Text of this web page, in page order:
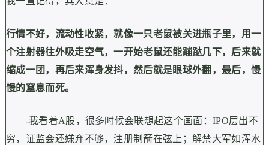
行情不好，流动性收紧，就像一只老鼠被关进瓶子里，用一
个注射器往外吸走空气，一开始老鼠还能蹦跶几下，后来就
缩成一团，再后来浑身发抖，然后就是眼球外翻，最后，慢
慢的窒息而死。
——-我看着A股，很多时候会联想起这个画面：IPO层出不
穷，证监会还嫌弃不够，注册制箭在弦上；解禁大军如浑水